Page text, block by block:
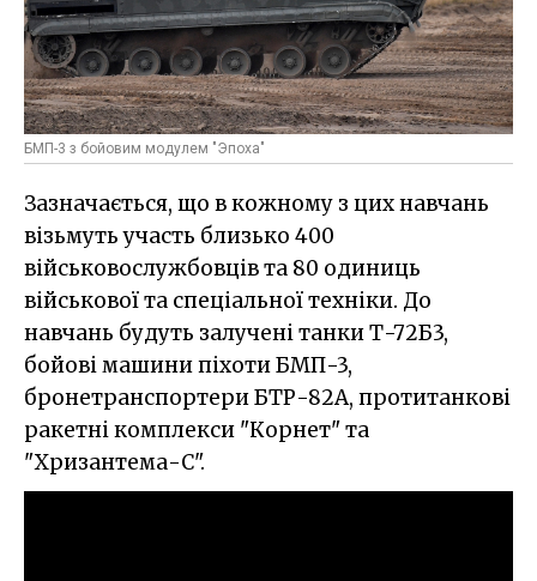
БМП-3 з бойовим модулем "Эпоха"
Зазначається, що в кожному з цих навчань
візьмуть участь близько 400
військовослужбовців та 80 одиниць
військової та спеціальної техніки. До
навчань будуть залучені танки Т-72Б3,
бойові машини піхоти БМП-3,
бронетранспортери БТР-82А, протитанкові
ракетні комплекси "Корнет" та
"Хризантема-С".